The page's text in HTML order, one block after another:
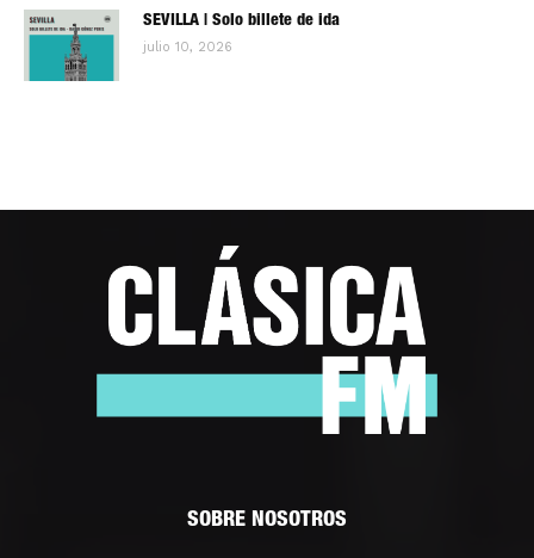
SEVILLA | Solo billete de ida
julio 10, 2026
SOBRE NOSOTROS